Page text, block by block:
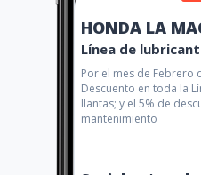
HONDA LA
Línea de
Por el mes de Febrero
Descuento en toda la
llantas; y el 5% de
mantenimiento